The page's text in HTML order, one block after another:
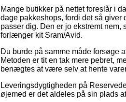
Mange butikker på nettet foreslår i
dage pakkeshops, fordi det så
passer dig. Den er jo ekstremt
forlænger kit Sram/Avid.
Du burde på samme måde forsøge
Metoden er tit en tak mere pebret,
benægtes at være selv at hente
Leveringsdygtigheden på
øjemed er det aldeles på sin plads